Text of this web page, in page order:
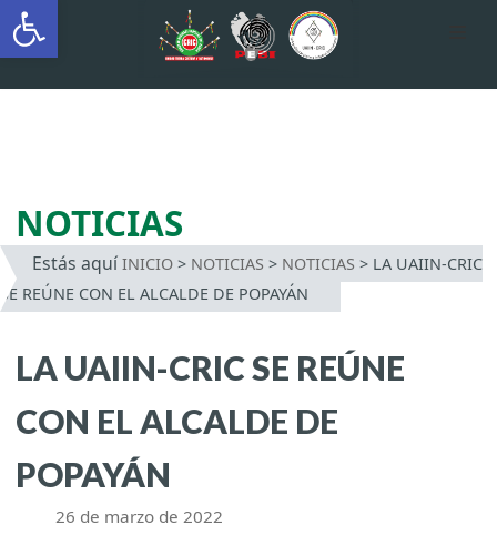
Saltar
al
INTERCULTURAL
NOTICIAS
Estás aquí INICIO> NOTICIAS > NOTICIAS > LA UAIIN-CRIC
SE REÚNE CON EL ALCALDE DE POPAYÁN
LA UAIIN-CRIC SE REÚNE
CON EL ALCALDE DE
POPAYÁN
26 de marzo de 2022